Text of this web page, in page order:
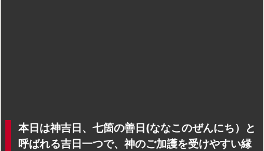
本日は神吉日、七箇の善日(ななこのぜんにち）と
呼ばれる吉日一つで、神のご加護を受けやすい縁